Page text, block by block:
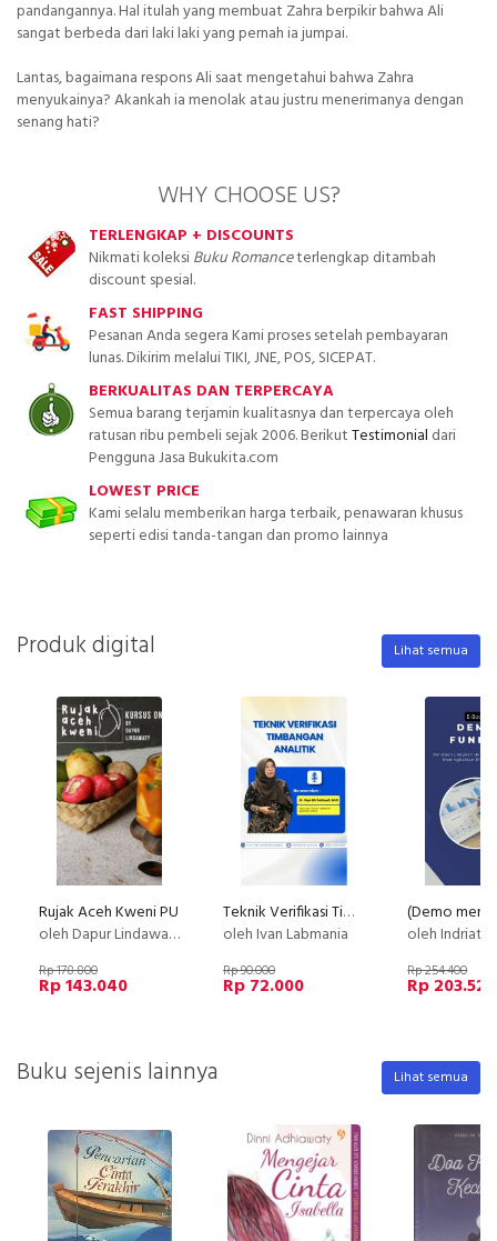
pandangannya. Hal itulah yang membuat Zahra berpikir bahwa Ali
sangat berbeda dari laki laki yang pernah ia jumpai.
Lantas, bagaimana respons Ali saat mengetahui bahwa Zahra
menyukainya? Akankah ia menolak atau justru menerimanya dengan
senang hati?
WHY CHOOSE US?
TERLENGKAP + DISCOUNTS
Nikmati koleksiBuku Romanceterlengkap ditambah
discount spesial.
FAST SHIPPING
Pesanan Anda segera Kami proses setelah pembayaran
lunas. Dikirim melalui TIKI, JNE, POS, SICEPAT.
BERKUALITAS DAN TERPERCAYA
Semua barang terjamin kualitasnya dan terpercaya oleh
ratusan ribu pembeli sejak 2006. BerikutTestimonial dari
Pengguna Jasa Bukukita.com
LOWEST PRICE
Kami selalu memberikan harga terbaik, penawaran khusus
seperti edisi tanda-tangan dan promo lainnya
Produk digital Lihat semua
Rujak Aceh Kweni PU
oleh Dapur Lindawaty
Rp 178.800
Rp 143.040
Teknik Verifikasi Timbangan Analitik
oleh Ivan Labmania
Rp 90.000
Rp 72.000
oleh
Rp 254.400
Rp 203.520
Buku sejenis lainnya Lihat semua